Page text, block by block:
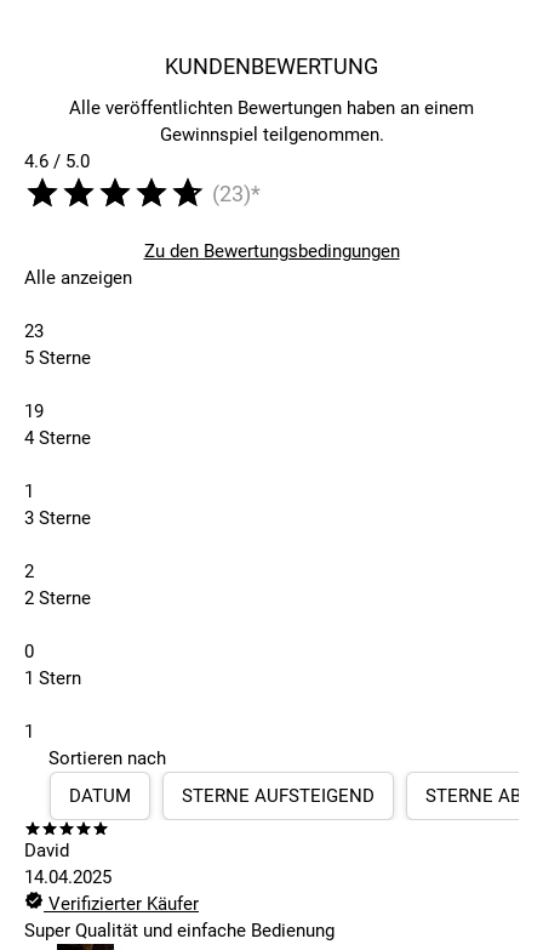
KUNDENBEWERTUNG
Alle veröffentlichten Bewertungen haben an einem
Gewinnspiel teilgenommen.
4.6 / 5.0
(23)*
Zu den Bewertungsbedingungen
Alle anzeigen
23
5 Sterne
19
4 Sterne
1
3 Sterne
2
2 Sterne
0
1 Stern
1
Sortieren nach
DATUM
STERNE AUFSTEIGEND STERNE
David
14.04.2025
Verifizierter Käufer
Super Qualität und einfache Bedienung